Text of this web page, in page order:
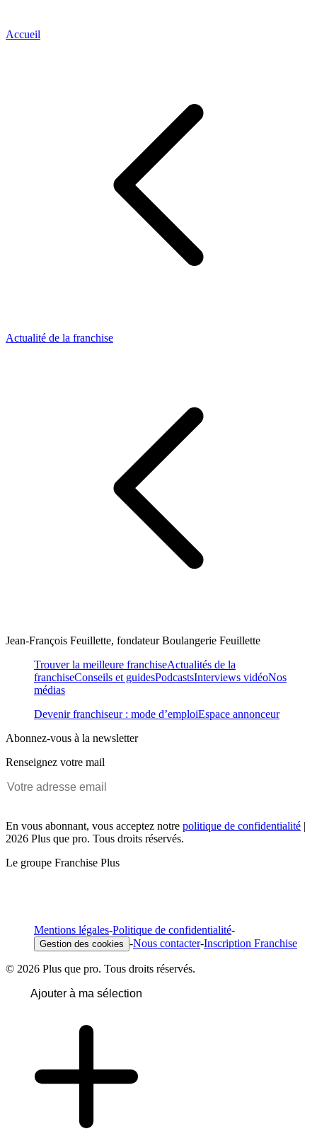
Accueil
Actualité de la franchise
Jean-François Feuillette, fondateur Boulangerie Feuillette
Trouver la meilleure franchiseActualités de la
franchiseConseils et guidesPodcastsInterviews vidéoNos
médias
Devenir franchiseur : mode d’emploiEspace annonceur
Abonnez-vous à la newsletter
Renseignez votre mail
En vous abonnant, vous acceptez notre politique de confidentialité |
2026 Plus que pro. Tous droits réservés.
Le groupe Franchise Plus
Mentions légales-Politique de confidentialité-
Gestion des cookies -Nous contacter-Inscription Franchise
© 2026 Plus que pro. Tous droits réservés.
Ajouter à ma sélection